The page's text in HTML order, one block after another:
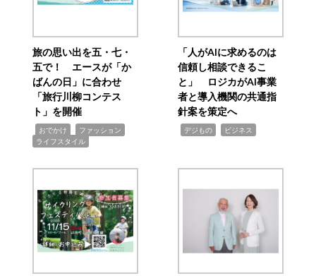
旅の思い出を五・七・
五で！ エースが「か
ばんの日」に合わせ
「旅行川柳コンテス
ト」を開催
おでかけ ファッション
ライフスタイル
「人がAIに求めるのは
信頼し相談できるこ
と」 ロジカがAI事業
者と導入機関の共通指
針案を策定へ
デジもの ビジネス